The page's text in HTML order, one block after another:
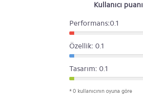
Kullanıcı puanı
Performans:0.1
Özellik: 0.1
Tasarım: 0.1
* 0 kullanıcının oyuna göre